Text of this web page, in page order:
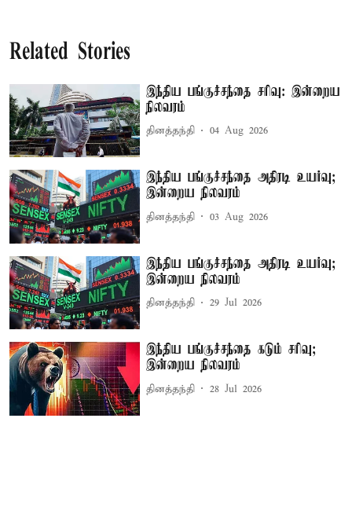
Related Stories
இந்திய பங்குச்சந்தை சரிவு: இன்றைய
நிலவரம்
தினத்தந்தி 04 Aug 2026
இந்திய பங்குச்சந்தை அதிரடி உயர்வு;
இன்றைய நிலவரம்
தினத்தந்தி 03 Aug 2026
இந்திய பங்குச்சந்தை அதிரடி உயர்வு;
இன்றைய நிலவரம்
தினத்தந்தி 29 Jul 2026
இந்திய பங்குச்சந்தை கடும் சரிவு;
இன்றைய நிலவரம்
தினத்தந்தி 28 Jul 2026